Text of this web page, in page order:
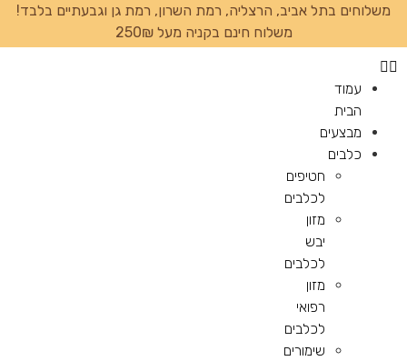
משלוחים בתל אביב, הרצליה, רמת השרון, רמת גן וגבעתיים בלבד!
משלוח חינם בקניה מעל 250₪
עמוד
הבית
מבצעים
כלבים
חטיפים
לכלבים
מזון
יבש
לכלבים
מזון
רפואי
לכלבים
שימורים